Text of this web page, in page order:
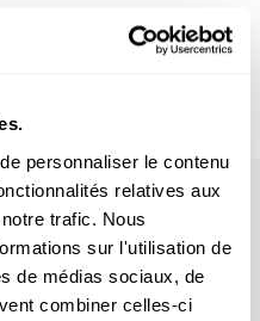
personnaliser le contenu
relatives aux
trafic. Nous
sur l'utilisation de
de médias sociaux, de
combiner celles-ci